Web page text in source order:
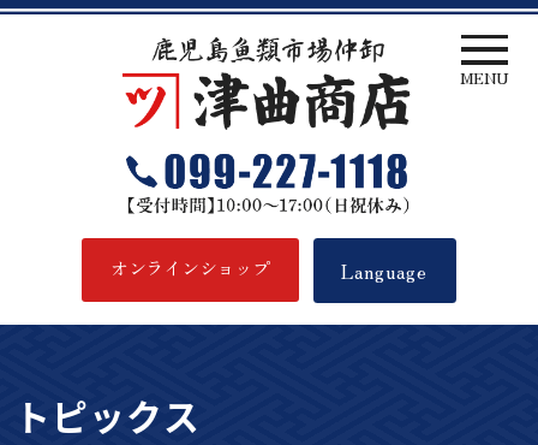
津曲商店
オンラインショップ Language
MENU
トピックス